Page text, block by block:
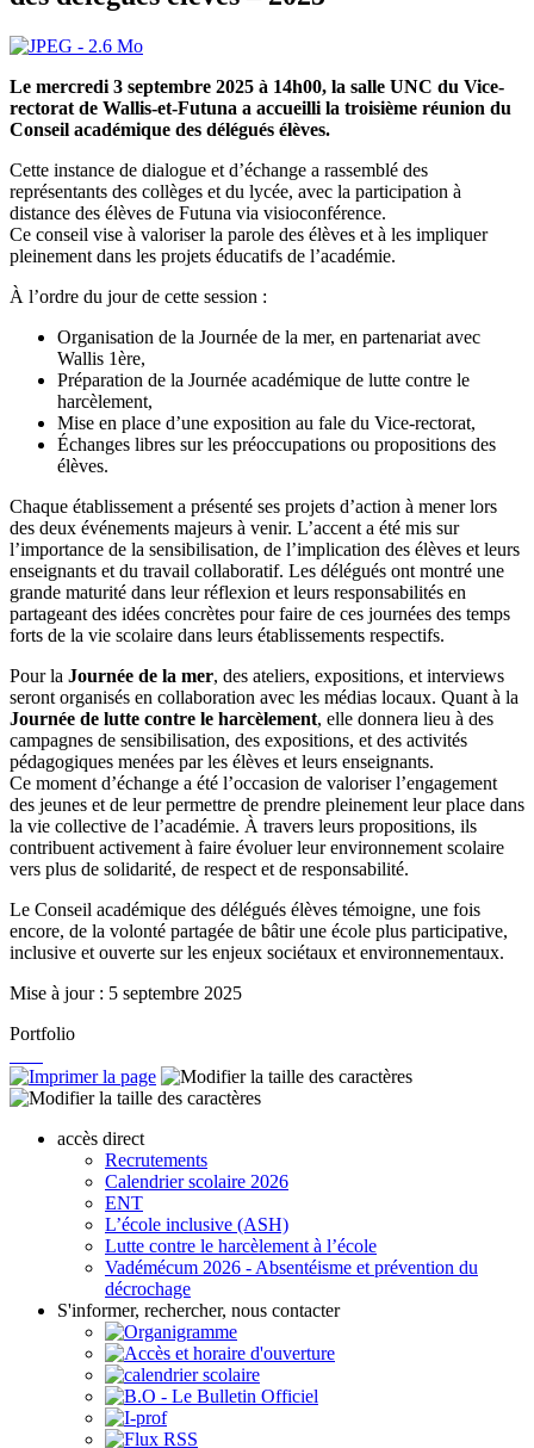
Le mercredi 3 septembre 2025 à 14h00, la salle UNC du Vice-
rectorat de Wallis-et-Futuna a accueilli la troisième réunion du
Conseil académique des délégués élèves.
Cette instance de dialogue et d’échange a rassemblé des
représentants des collèges et du lycée, avec la participation à
distance des élèves de Futuna via visioconférence.
Ce conseil vise à valoriser la parole des élèves et à les impliquer
pleinement dans les projets éducatifs de l’académie.
À l’ordre du jour de cette session :
Organisation de la Journée de la mer, en partenariat avec
Wallis 1ère,
Préparation de la Journée académique de lutte contre le
harcèlement,
Mise en place d’une exposition au fale du Vice-rectorat,
Échanges libres sur les préoccupations ou propositions des
élèves.
Chaque établissement a présenté ses projets d’action à mener lors
des deux événements majeurs à venir. L’accent a été mis sur
l’importance de la sensibilisation, de l’implication des élèves et leurs
enseignants et du travail collaboratif. Les délégués ont montré une
grande maturité dans leur réflexion et leurs responsabilités en
partageant des idées concrètes pour faire de ces journées des temps
forts de la vie scolaire dans leurs établissements respectifs.
Pour la Journée de la mer, des ateliers, expositions, et interviews
seront organisés en collaboration avec les médias locaux. Quant à la
Journée de lutte contre le harcèlement, elle donnera lieu à des
campagnes de sensibilisation, des expositions, et des activités
pédagogiques menées par les élèves et leurs enseignants.
Ce moment d’échange a été l’occasion de valoriser l’engagement
des jeunes et de leur permettre de prendre pleinement leur place dans
la vie collective de l’académie. À travers leurs propositions, ils
contribuent activement à faire évoluer leur environnement scolaire
vers plus de solidarité, de respect et de responsabilité.
Le Conseil académique des délégués élèves témoigne, une fois
encore, de la volonté partagée de bâtir une école plus participative,
inclusive et ouverte sur les enjeux sociétaux et environnementaux.
Mise à jour : 5 septembre 2025
Portfolio
accès direct
Recrutements
Calendrier scolaire 2026
ENT
L’école inclusive (ASH)
Lutte contre le harcèlement à l’école
Vadémécum 2026 - Absentéisme et prévention du
décrochage
S'informer, rechercher, nous contacter